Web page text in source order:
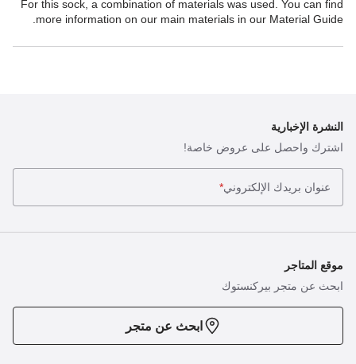
For this sock, a combination of materials was used. You can find
more information on our main materials in our Material Guide.
النشرة الإخبارية
اشترك واحصل على عروض خاصة!
عنوان بريدك الإلكتروني*
موقع المتاجر
ابحث عن متجر بيركنستوك
ابحث عن متجر